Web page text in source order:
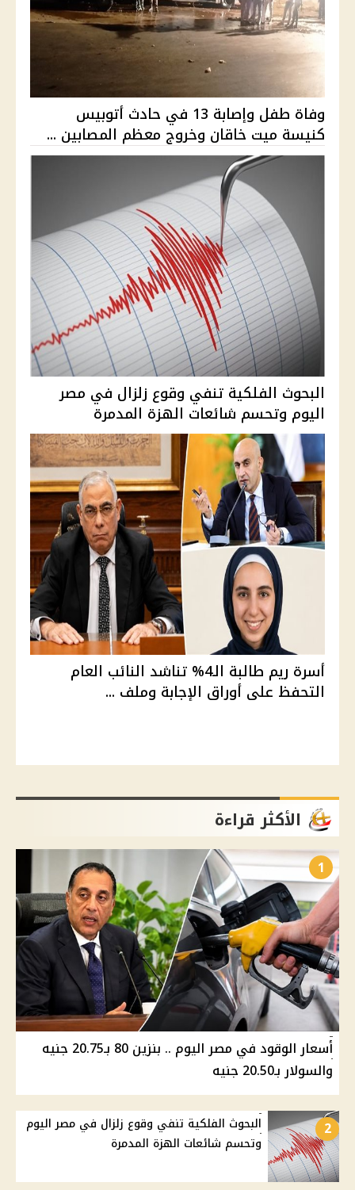
وفاة طفل وإصابة 13 في حادث أتوبيس
كنيسة ميت خاقان وخروج معظم المصابين ...
البحوث الفلكية تنفي وقوع زلزال في مصر
اليوم وتحسم شائعات الهزة المدمرة
أسرة ريم طالبة الـ4% تناشد النائب العام
التحفظ على أوراق الإجابة وملف ...
الأكثر قراءة
1
أسعار الوقود في مصر اليوم .. بنزين 80 بـ20.75 جنيه
والسولار بـ20.50 جنيه
2
البحوث الفلكية تنفي وقوع زلزال في مصر اليوم
وتحسم شائعات الهزة المدمرة